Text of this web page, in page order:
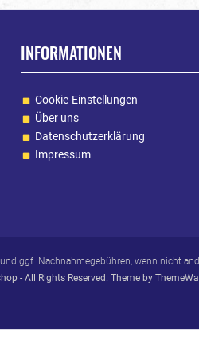
INFORMATIONEN
Cookie-Einstellungen
Über uns
Datenschutzerklärung
Impressum
und ggf. Nachnahmegebühren, wenn nicht
- All Rights Reserved. Theme by